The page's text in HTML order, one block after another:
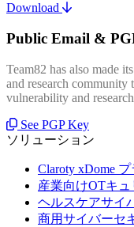
Download
Public Email &
Team82 has also made
and research community
vulnerability and
See PGP Key
ソリューション
Claroty xDome
産業向けOTキュ
ヘルスケアサイ
商用サイバーセ